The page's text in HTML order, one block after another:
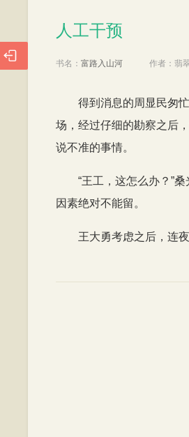
人工干预
书名： 富路入山河 作者： 翡
得到消息的周显民匆
场，经过仔细的勘察之后
说不准的事情。
“王工，这怎么办？”
因素绝对不能留。
王大勇考虑之后，连
